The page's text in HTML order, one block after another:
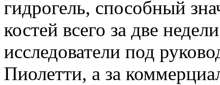
гидрогель, способный
костей всего за две
исследователи под
Пиолетти, а за